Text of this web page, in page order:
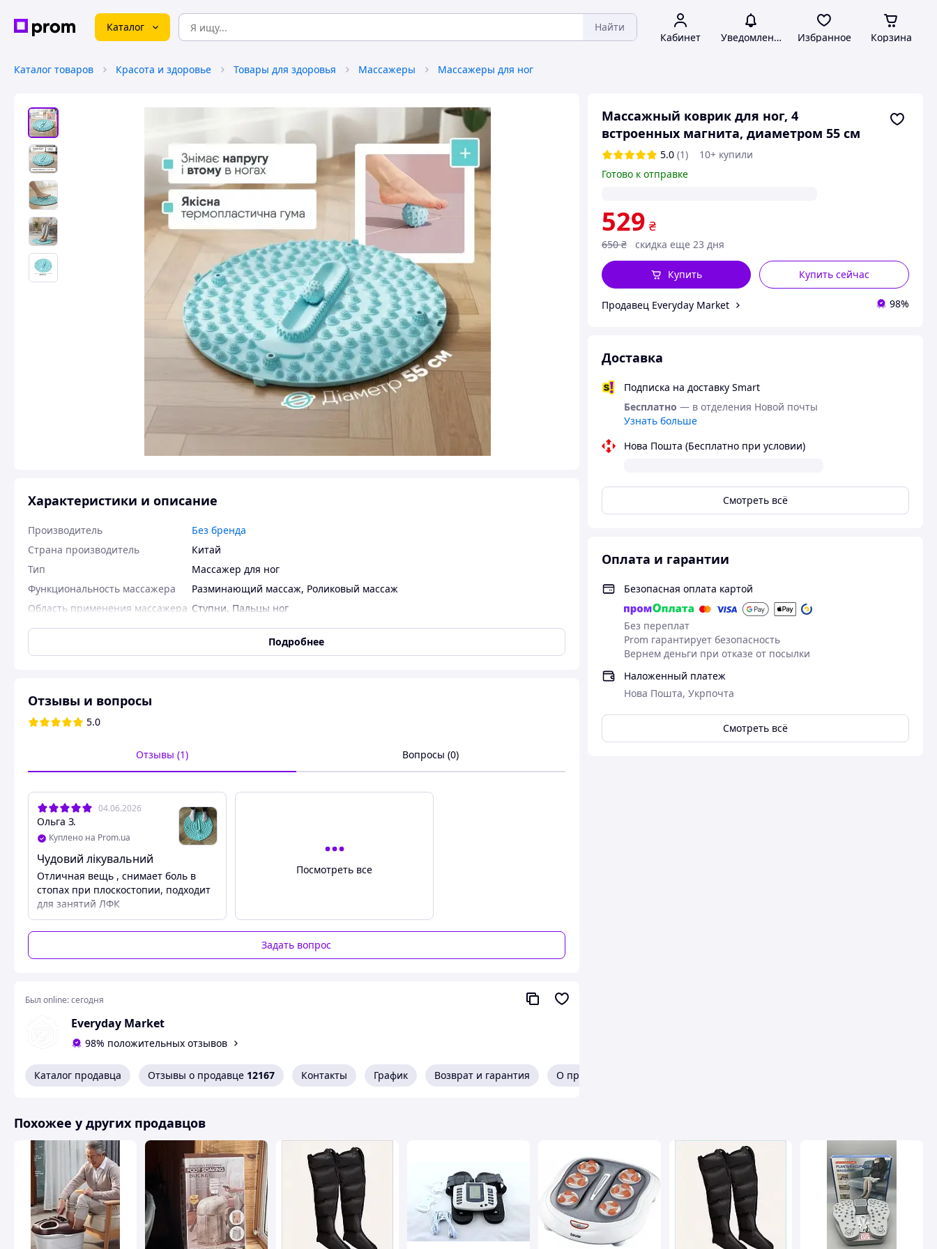
Каталог Найти
Кабинет Уведомления Избранное Корзина
Каталог товаров Красота и здоровье Товары для здоровья Массажеры Массажеры для ног
Массажный коврик для ног, 4
встроенных магнита, диаметром 55 см
5.0 (1)
10+ купили
Готово к отправке
529 ₴
650 ₴ скидка еще 23 дня
Купить сейчас
Купить
Продавец Everyday Market 98%
Доставка
Подписка на доставку Smart
Бесплатно — в отделения Новой почты
Узнать больше
Нова Пошта (Бесплатно при условии)
Смотреть всё
Оплата и гарантии
Безопасная оплата картой
Без переплат
Prom гарантирует безопасность
Вернем деньги при отказе от посылки
Наложенный платеж
Нова Пошта, Укрпочта
Смотреть всё
Характеристики и описание
Производитель
Без бренда
Страна производитель
Китай
Тип
Массажер для ног
Функциональность массажера
Разминающий массаж, Роликовый массаж
Область применения массажера Ступни, Пальцы ног
Тип управления
Механическое
3D-шипы на поверхности коврика позволяют без
усилий проводить акупунктурный массаж. Они мягко
стимулируют биологически активные точки на стопах,
Магниты и мячик
способствуют релаксации. А специальный резиновый
руки, живот, шею и плечи
Подробнее
Отзывы и вопросы
5.0
Отзывы (1) Вопросы (0)
04.06.2026
Ольга З.
Куплено на Prom.ua
Чудовий лікувальний
Отличная вещь , снимает боль в
стопах при плоскостопии, подходит
для занятий ЛФК
Посмотреть все
Задать вопрос
Был online:сегодня
Everyday Market
98% положительных отзывов
Каталог продавца Отзывы о продавце 12167 Контакты График Возврат и гарантия О продавце
Похожее у других продавцов